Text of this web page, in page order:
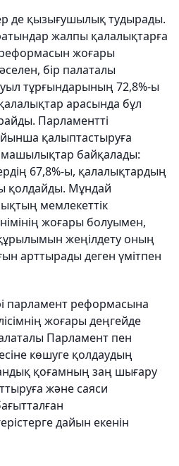
де қызығушылық тудырады.
жалпы қалалықтарға
жоғары
бір палаталы
тұрғындарының 72,8%-ы
арасында бұл
Парламентті
қалыптастыруға
байқалады:
67,8%-ы, қалалықтардың
қолдайды. Мұндай
мемлекеттік
жоғары болуымен,
жеңілдету оның
арттырады деген үмітпен
парламент реформасына
жоғары деңгейде
Парламент пен
көшуге қолдаудың
қоғамның заң шығару
және саяси
дайын екенін